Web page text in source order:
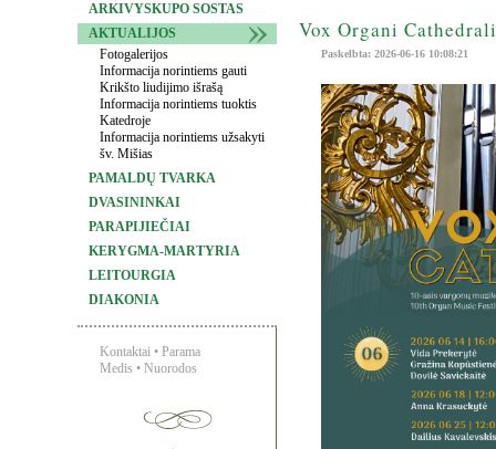
ARKIVYSKUPO SOSTAS
AKTUALIJOS
Fotogalerijos
Informacija norintiems gauti
Krikšto liudijimo išrašą
Informacija norintiems tuoktis
Katedroje
Informacija norintiems užsakyti
šv. Mišias
PAMALDŲ TVARKA
DVASININKAI
PARAPIJIEČIAI
KERYGMA-MARTYRIA
LEITOURGIA
DIAKONIA
Kontaktai • Parama
Medis • Nuorodos
Vox Organi
Paskelbta: 2026-06-16 10:08:21